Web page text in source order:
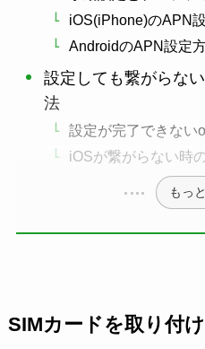
iOS(iPhone)のAPN
AndroidのAPN設定
設定しても繋がらな
法
設定が完了できない
iOSが繋がらない時
もっ
SIMカードを取り付